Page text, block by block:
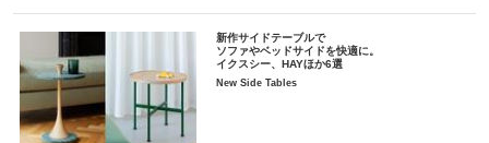
新作サイドテーブルで
ソファやベッドサイドを快適に。
イクスシー、HAYほか6選
New Side Tables